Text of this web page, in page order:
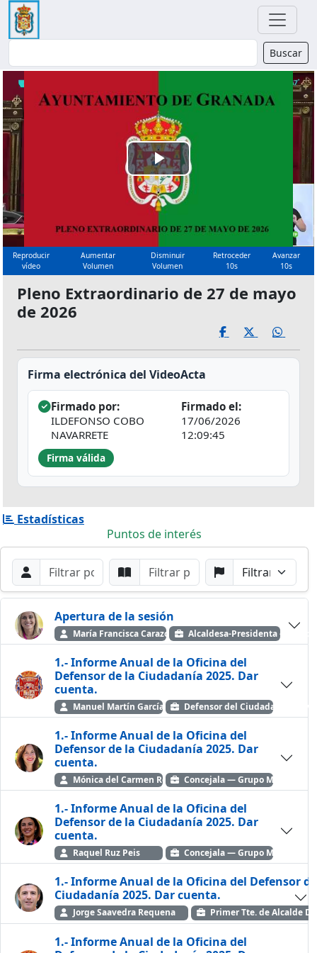
Buscador Buscar
Reproducir
Vídeo
Reproducir
vídeo
Aumentar
Volumen
Disminuir
Volumen
Retroceder
10s
Avanzar
10s
Pleno Extraordinario de 27 de mayo
de 2026
Firma electrónica del VideoActa
Firmado por:
ILDEFONSO COBO
NAVARRETE
Firmado el:
17/06/2026
12:09:45
Firma válida
Estadísticas
Puntos de interés
Filtros de búsqueda
Buscar por OradorBuscar por Punto
Buscar por Partido
Buscar
Apertura de la sesión
María Francisca Carazo VillalongaAlcaldesa-Presidenta —
1.- Informe Anual de la Oficina del
Defensor de la Ciudadanía 2025. Dar
cuenta.
Manuel Martín García Defensor del Ciudadano —
1.- Informe Anual de la Oficina del
Defensor de la Ciudadanía 2025. Dar
cuenta.
Mónica del Carmen Rodríguez GallegoConcejala — Grupo Municipal
1.- Informe Anual de la Oficina del
Defensor de la Ciudadanía 2025. Dar
cuenta.
Raquel Ruz Peis Concejala — Grupo Municipal
1.- Informe Anual de la Oficina del Defensor
Ciudadanía 2025. Dar cuenta.
Jorge Saavedra Requena Primer Tte. de Alcalde
1.- Informe Anual de la Oficina del